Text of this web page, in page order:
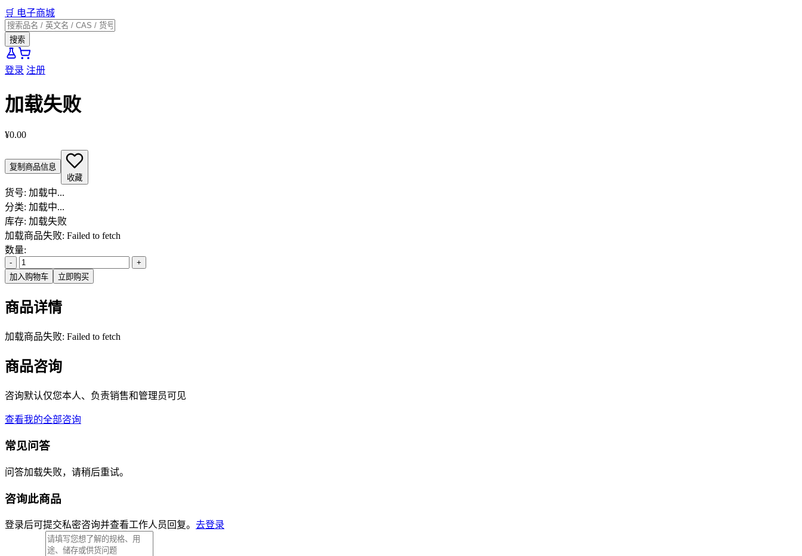
🛒 电子商城
搜索
登录 注册
加载失败
¥0.00
复制商品信息
收藏
货号: 加载中...
分类: 加载中...
库存: 加载失败
加载商品失败: Failed to fetch
数量:
-
+
加入购物车
立即购买
商品详情
加载商品失败: Failed to fetch
商品咨询
咨询默认仅您本人、负责销售和管理员可见
查看我的全部咨询
常见问答
问答加载失败，请稍后重试。
咨询此商品
登录后可提交私密咨询并查看工作人员回复。 去登录